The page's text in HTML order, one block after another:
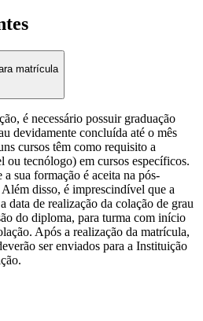
matrícula
é necessário possuir graduação
devidamente concluída até o mês
cursos têm como requisito a
ou tecnólogo) em cursos específicos.
sua formação é aceita na pós-
disso, é imprescindível que a
data de realização da colação de grau
do diploma, para turma com início
Após a realização da matrícula,
ser enviados para a Instituição